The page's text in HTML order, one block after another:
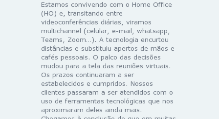
Estamos convivendo com o Home Office
(HO) e, transitando entre
videoconferências diárias, viramos
multichannel (celular, e-mail, whatsapp,
Teams, Zoom…). A tecnologia encurtou
distâncias e substituiu apertos de mãos e
cafés pessoais. O palco das decisões
mudou para a tela das reuniões virtuais.
Os prazos continuaram a ser
estabelecidos e cumpridos. Nossos
clientes passaram a ser atendidos com o
uso de ferramentas tecnológicas que nos
aproximaram deles ainda mais.